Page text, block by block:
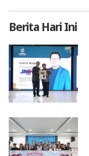
Berita Hari Ini